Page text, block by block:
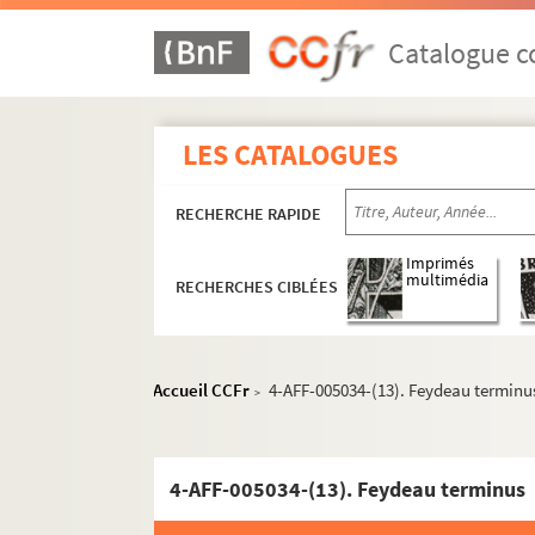
Catalogue
LES CATALOGUES
RECHERCHE RAPIDE
RECHERCHES CIBLÉES
Imprimés
multimédia
Accueil CCFr > 4-AFF-005034-(13). Feydeau
4-AFF-005034-(13). Feydeau terminus
Seine-et-Marne
Essonne
Aubervilliers
Direction Gabriel Garan (1960-
Direction Alfredo Arias (1985-